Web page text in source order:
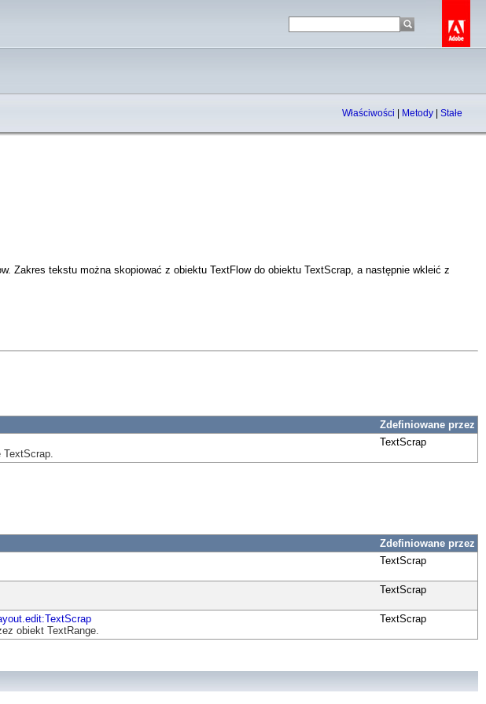
Właściwości Metody Stałe
Zakres tekstu można skopiować z obiektu TextFlow do obiektu TextScrap, a następnie wkleić z
Zdefiniowane przez
TextScrap
Zdefiniowane przez
TextScrap
TextScrap
obiekt TextRange.
TextScrap